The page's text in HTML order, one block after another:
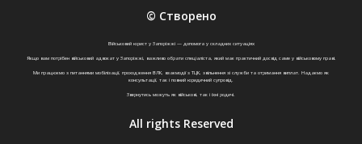
© Створено
Військовий юрист у Запоріжжі — допомога у складних ситуаціях
Якщо вам потрібен військовий адвокат у Запоріжжі, важливо обрати спеціаліста, який має практичний досвід саме у військовому праві.
Ми працюємо з питаннями мобілізації, проходження ВЛК, взаємодії з ТЦК, звільнення зі служби та отримання виплат. Надаємо як
консультації, так і повний юридичний супровід.
Звернутись можуть як військові, так і їхні родичі.
All rights Reserved